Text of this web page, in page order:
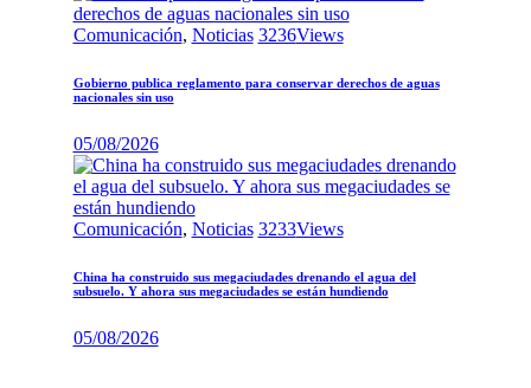
Comunicación, Noticias 3236Views
Gobierno publica reglamento para conservar derechos de aguas
nacionales sin uso
05/08/2026
Comunicación, Noticias 3233Views
China ha construido sus megaciudades drenando el agua del
subsuelo. Y ahora sus megaciudades se están hundiendo
05/08/2026